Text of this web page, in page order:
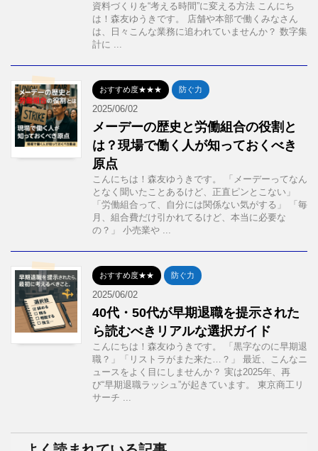
資料づくりを“考える時間”に変える方法 こんにち
は！森友ゆうきです。 店舗や本部で働くみなさん
は、日々こんな業務に追われていませんか？ 数字集
計に ...
おすすめ度★★★ 防ぐ力
2025/06/02
メーデーの歴史と労働組合の役割と
は？現場で働く人が知っておくべき
原点
こんにちは！森友ゆうきです。 「メーデーってなん
となく聞いたことあるけど、正直ピンとこない」
「労働組合って、自分には関係ない気がする」 「毎
月、組合費だけ引かれてるけど、本当に必要な
の？」 小売業や ...
おすすめ度★★ 防ぐ力
2025/06/02
40代・50代が早期退職を提示された
ら読むべきリアルな選択ガイド
こんにちは！森友ゆうきです。 「黒字なのに早期退
職？」「リストラがまた来た…？」 最近、こんなニ
ュースをよく目にしませんか？ 実は2025年、再
び“早期退職ラッシュ”が起きています。 東京商工リ
サーチ ...